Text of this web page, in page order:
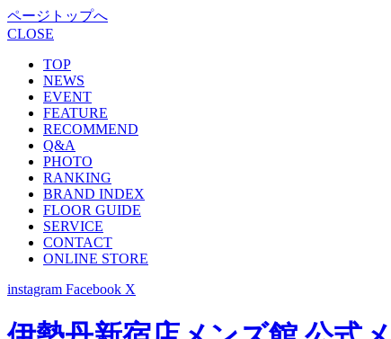
ページトップへ
CLOSE
TOP
NEWS
EVENT
FEATURE
RECOMMEND
Q&A
PHOTO
RANKING
BRAND INDEX
FLOOR GUIDE
SERVICE
CONTACT
ONLINE STORE
instagram Facebook X